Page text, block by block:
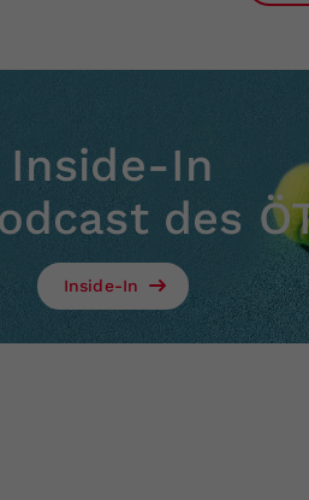
Inside-In
des
Inside-In